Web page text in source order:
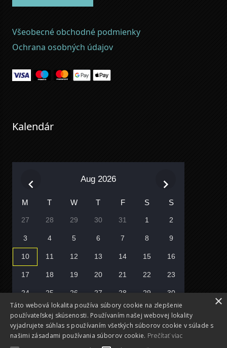
Všeobecné obchodné podmienky
Ochrana osobných údajov
Kalendár
Aug 2026
M T W T F S S
27 28 29 30 31 1 2
3 4 5 6 7 8 9
10 11 12 13 14 15 16
17 18 19 20 21 22 23
24 25 26 27 28 29 30
31 2 6
Vyberte si deň
×
Táto webová lokalita používa súbory cookie na zlepšenie
používateľskej skúsenosti. Používaním našej webovej lokality
vyjadrujete súhlas s používaním všetkých súborov cookie v súlade s
našimi zásadami používania súborov cookie. Prečítať viac